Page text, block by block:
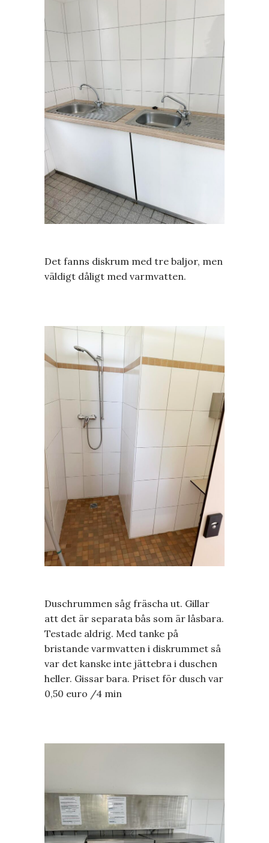
Det fanns diskrum med tre baljor, men
väldigt dåligt med varmvatten.
Duschrummen såg fräscha ut. Gillar
att det är separata bås som är låsbara.
Testade aldrig. Med tanke på
bristande varmvatten i diskrummet så
var det kanske inte jättebra i duschen
heller. Gissar bara. Priset för dusch var
0,50 euro /4 min